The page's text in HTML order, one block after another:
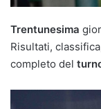
Trentunesima
Risultati,
completo del